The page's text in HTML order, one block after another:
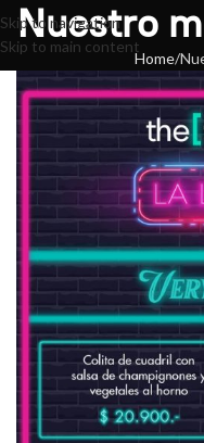
Skip to navigation
Skip to main content
Nuestro
Home